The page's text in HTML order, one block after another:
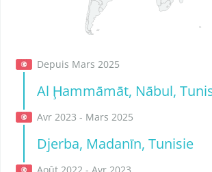
Depuis Mars 2025
Al Ḩammāmāt, Nābul,
Avr 2023 - Mars 2025
Djerba, Madanīn, Tunisie